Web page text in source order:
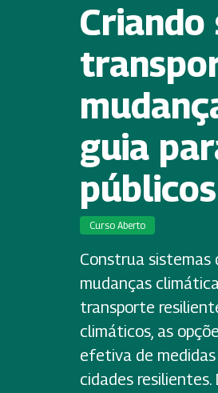
Criando
guia
públicos
Curso Aberto
Construa
mudanças
transporte
climáticos, as
efetiva de
cidades